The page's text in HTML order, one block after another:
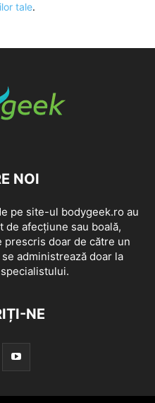
tale.
NOI
pe site-ul bodygeek.ro au
de afecțiune sau boală,
doar de către un
administrează doar la
NE